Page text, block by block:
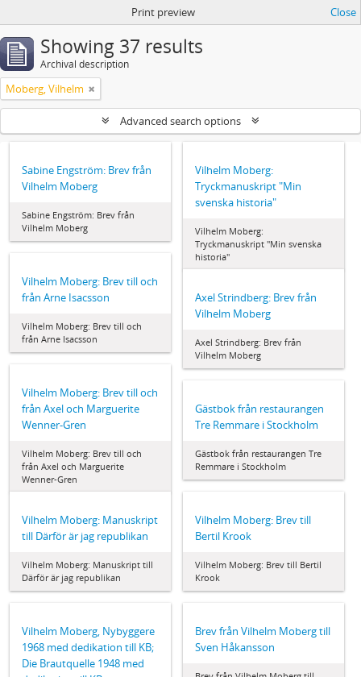
Print preview Close
Showing 37 results
Archival description
Moberg, Vilhelm
Advanced search options
Sabine Engström: Brev från
Vilhelm Moberg
Sabine Engström: Brev från
Vilhelm Moberg
Vilhelm Moberg:
Tryckmanuskript "Min
svenska historia"
Vilhelm Moberg:
Tryckmanuskript "Min svenska
historia"
Vilhelm Moberg: Brev till och
från Arne Isacsson
Vilhelm Moberg: Brev till och
från Arne Isacsson
Axel Strindberg: Brev från
Vilhelm Moberg
Axel Strindberg: Brev från
Vilhelm Moberg
Vilhelm Moberg: Brev till och
från Axel och Marguerite
Wenner-Gren
Vilhelm Moberg: Brev till och
från Axel och Marguerite
Wenner-Gren
Gästbok från restaurangen
Tre Remmare i Stockholm
Gästbok från restaurangen Tre
Remmare i Stockholm
Vilhelm Moberg: Manuskript
till Därför är jag republikan
Vilhelm Moberg: Manuskript till
Därför är jag republikan
Vilhelm Moberg: Brev till
Bertil Krook
Vilhelm Moberg: Brev till Bertil
Krook
Vilhelm Moberg, Nybyggere
1968 med dedikation till KB;
Die Brautquelle 1948 med
Brev från Vilhelm Moberg till
Sven Håkansson